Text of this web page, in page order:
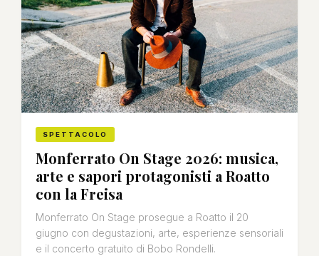
SPETTACOLO
Monferrato On Stage 2026: musica,
arte e sapori protagonisti a Roatto
con la Freisa
Monferrato On Stage prosegue a Roatto il 20
giugno con degustazioni, arte, esperienze sensoriali
e il concerto gratuito di Bobo Rondelli.